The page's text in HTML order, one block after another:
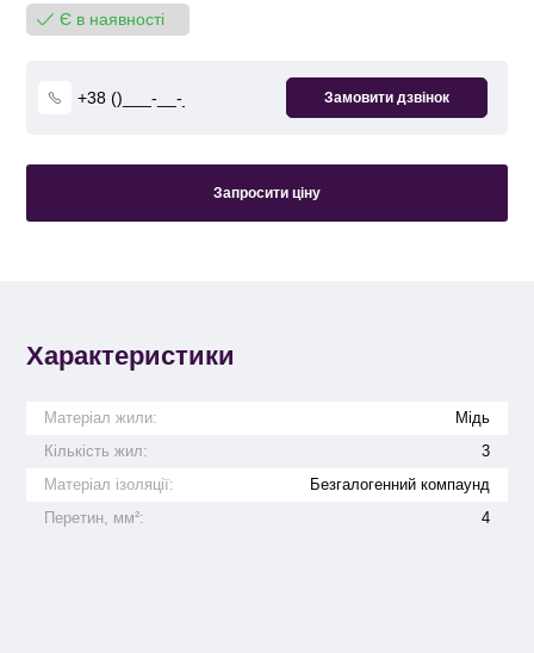
Є в наявності
Запросити ціну
Характеристики
Матеріал жили:
Мідь
Кількість жил:
3
Матеріал ізоляції:
Безгалогенний компаунд
Перетин, мм²:
4